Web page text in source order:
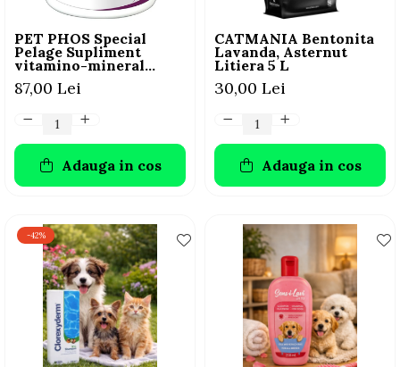
PET PHOS Special
Pelage Supliment
vitamino-mineral
pentru câini, 50 tablete
87,00 Lei
Adauga in cos
CATMANIA Bentonita
Lavanda, Asternut
Litiera 5 L
30,00 Lei
Adauga in cos
-42%